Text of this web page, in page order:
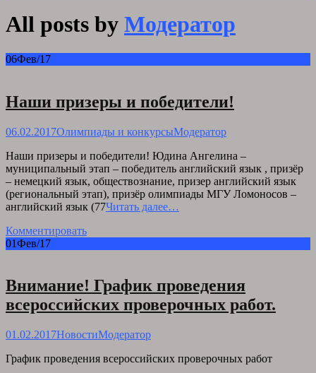
All posts by Модератор
06Фев/17
Наши призеры и победители!
06.02.2017Олимпиады и конкурсыМодератор
Наши призеры и победители! Юдина Ангелина –
муниципальный этап – победитель английский язык , призёр
– немецкий язык, обществознание, призер английский язык
(региональный этап), призёр олимпиады МГУ Ломоносов –
английский язык (77Читать далее…
Комментировать
01Фев/17
Внимание! График проведения
всероссийских проверочных работ.
01.02.2017НовостиМодератор
График проведения всероссийских проверочных работ